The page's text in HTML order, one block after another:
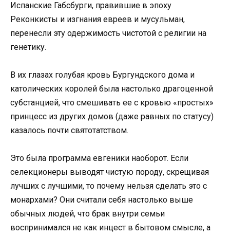
Испанские Габсбурги, правившие в эпоху
Реконкисты и изгнания евреев и мусульман,
перенесли эту одержимость чистотой с религии на
генетику.
В их глазах голубая кровь Бургундского дома и
католических королей была настолько драгоценной
субстанцией, что смешивать ее с кровью «простых»
принцесс из других домов (даже равных по статусу)
казалось почти святотатством.
Это была программа евгеники наоборот. Если
селекционеры выводят чистую породу, скрещивая
лучших с лучшими, то почему нельзя сделать это с
монархами? Они считали себя настолько выше
обычных людей, что брак внутри семьи
воспринимался не как инцест в бытовом смысле, а